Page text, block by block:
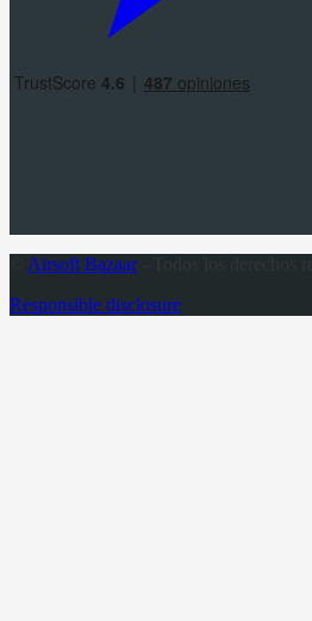
Airsoft Bazaar- Todos los derechos
Responsible disclosure